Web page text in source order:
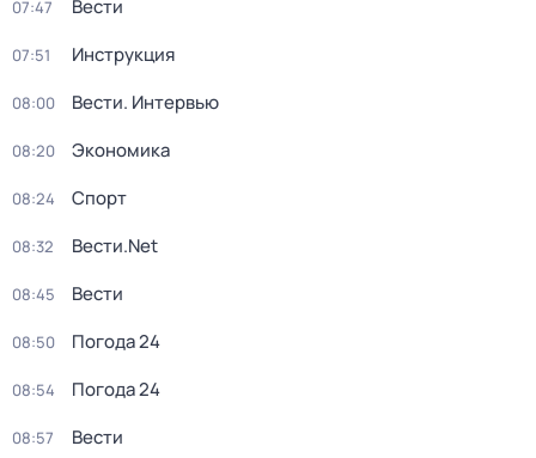
07:47 Вести
07:51 Инструкция
08:00 Вести. Интервью
08:20 Экономика
08:24 Спорт
08:32 Вести.Net
08:45 Вести
08:50 Погода 24
08:54 Погода 24
08:57 Вести